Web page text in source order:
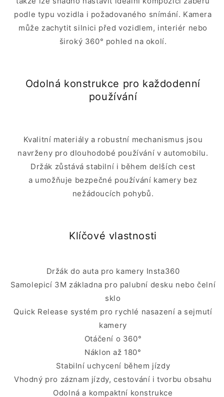
podle typu vozidla i požadovaného snímání. Kamera
může zachytit silnici před vozidlem, interiér nebo
široký 360° pohled na okolí.
Odolná konstrukce pro každodenní
používání
Kvalitní materiály a robustní mechanismus jsou
navrženy pro dlouhodobé používání v automobilu.
Držák zůstává stabilní i během delších cest
a umožňuje bezpečné používání kamery bez
nežádoucích pohybů.
Klíčové vlastnosti
Držák do auta pro kamery Insta360
Samolepicí 3M základna pro palubní desku nebo čelní
sklo
Quick Release systém pro rychlé nasazení a sejmutí
kamery
Otáčení o 360°
Náklon až 180°
Stabilní uchycení během jízdy
Vhodný pro záznam jízdy, cestování i tvorbu obsahu
Odolná a kompaktní konstrukce